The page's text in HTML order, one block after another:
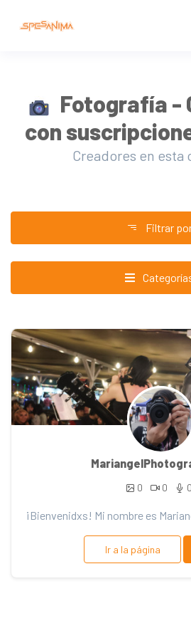
Fotografía -
con
Creadores en esta
Filtrar
0 0 0
Ir a la página